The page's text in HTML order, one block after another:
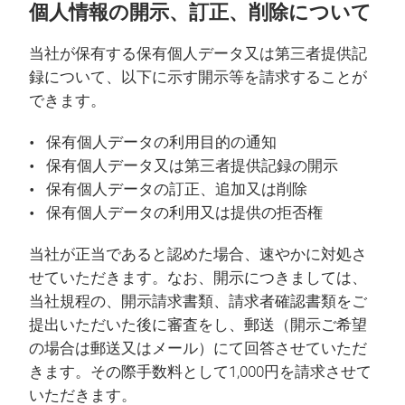
個人情報の開示、訂正、削除について
当社が保有する保有個人データ又は第三者提供記
録について、以下に示す開示等を請求することが
できます。
保有個人データの利用目的の通知
保有個人データ又は第三者提供記録の開示
保有個人データの訂正、追加又は削除
保有個人データの利用又は提供の拒否権
当社が正当であると認めた場合、速やかに対処さ
せていただきます。なお、開示につきましては、
当社規程の、開示請求書類、請求者確認書類をご
提出いただいた後に審査をし、郵送（開示ご希望
の場合は郵送又はメール）にて回答させていただ
きます。その際手数料として1,000円を請求させて
いただきます。